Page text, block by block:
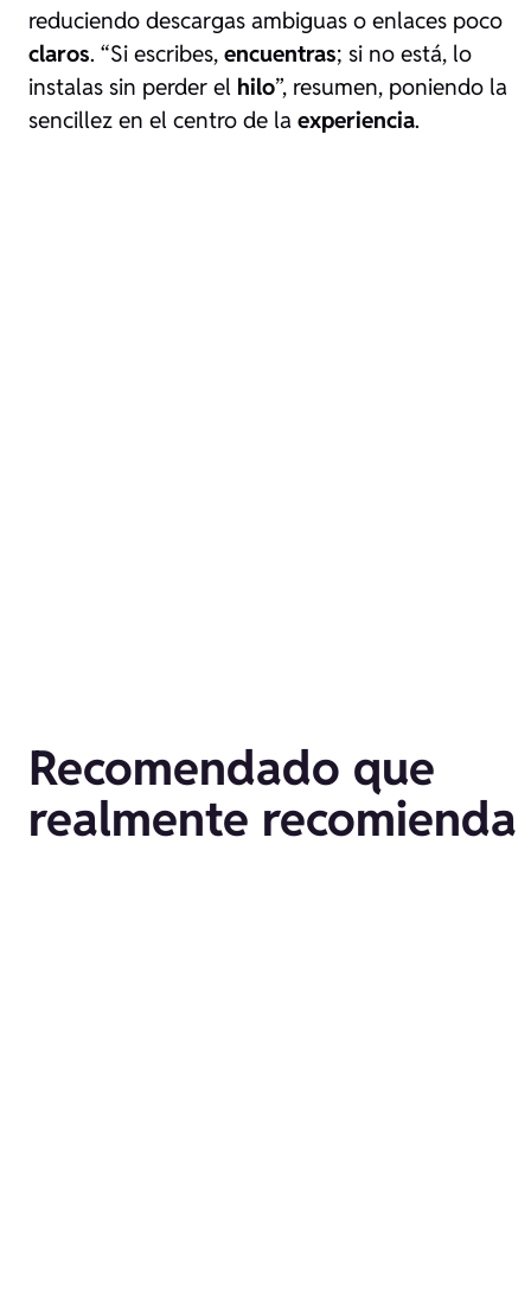
reduciendo descargas ambiguas o enlaces poco
claros. “Si escribes, encuentras; si no está, lo
instalas sin perder el hilo”, resumen, poniendo la
sencillez en el centro de la experiencia.
Recomendado que
realmente recomienda